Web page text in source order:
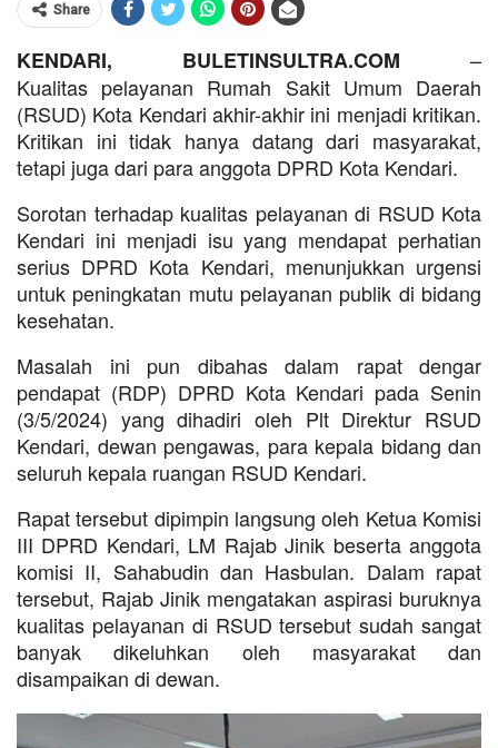
Share
KENDARI, BULETINSULTRA.COM –
Kualitas pelayanan Rumah Sakit Umum Daerah
(RSUD) Kota Kendari akhir-akhir ini menjadi kritikan.
Kritikan ini tidak hanya datang dari masyarakat,
tetapi juga dari para anggota DPRD Kota Kendari.
Sorotan terhadap kualitas pelayanan di RSUD Kota
Kendari ini menjadi isu yang mendapat perhatian
serius DPRD Kota Kendari, menunjukkan urgensi
untuk peningkatan mutu pelayanan publik di bidang
kesehatan.
Masalah ini pun dibahas dalam rapat dengar
pendapat (RDP) DPRD Kota Kendari pada Senin
(3/5/2024) yang dihadiri oleh Plt Direktur RSUD
Kendari, dewan pengawas, para kepala bidang dan
seluruh kepala ruangan RSUD Kendari.
Rapat tersebut dipimpin langsung oleh Ketua Komisi
III DPRD Kendari, LM Rajab Jinik beserta anggota
komisi II, Sahabudin dan Hasbulan. Dalam rapat
tersebut, Rajab Jinik mengatakan aspirasi buruknya
kualitas pelayanan di RSUD tersebut sudah sangat
banyak dikeluhkan oleh masyarakat dan
disampaikan di dewan.